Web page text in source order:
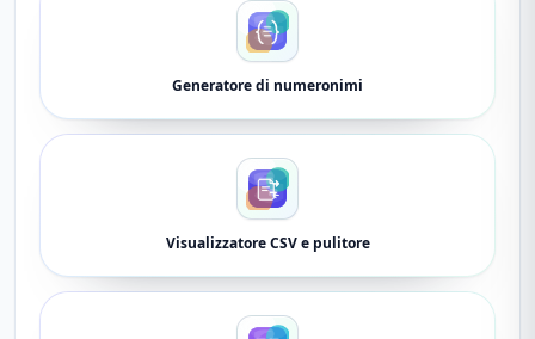
Generatore di numeronimi
Visualizzatore CSV e pulitore